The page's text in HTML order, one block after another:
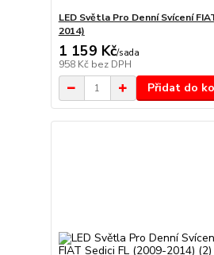
LED Světla Pro Denní Svícení
2014)
1 159 Kč/sada
958 Kč bez DPH
Přidat do